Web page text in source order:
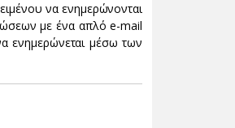
να ενημερώνονται
με ένα απλό e-mail
ενημερώνεται μέσω των